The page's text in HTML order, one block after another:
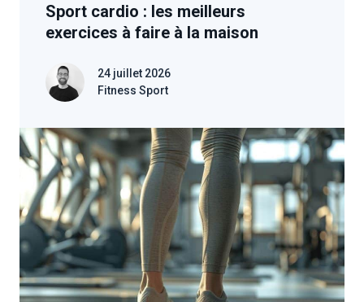
Sport cardio : les meilleurs
exercices à faire à la maison
24 juillet 2026
Fitness Sport